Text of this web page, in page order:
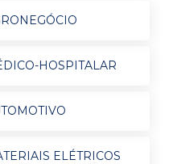
HOSPITALAR
ELÉTRICOS